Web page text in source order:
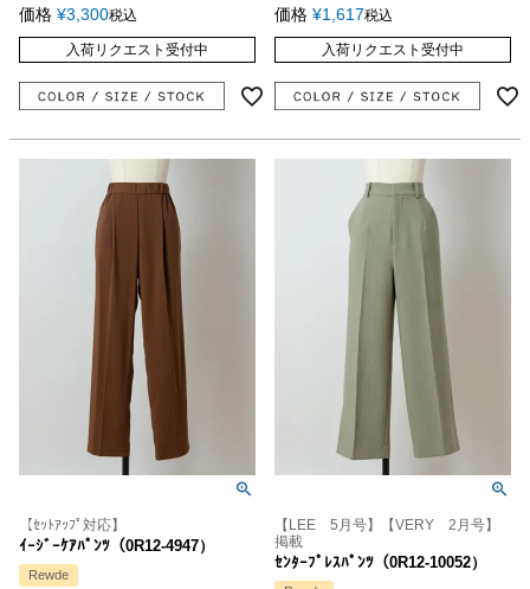
価格 ¥3,300税込
入荷リクエスト受付中
価格 ¥1,617税込
入荷リクエスト受付中
【ｾｯﾄｱｯﾌﾟ対応】
ｲｰｼﾞｰｹｱﾊﾟﾝﾂ（0R12-4947）
Rewde
【LEE 5月号】【VERY 2月号】
掲載
ｾﾝﾀｰﾌﾟﾚｽﾊﾟﾝﾂ（0R12-10052）